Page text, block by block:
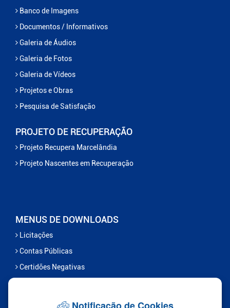
Banco de Imagens
Documentos / Informativos
Galeria de Áudios
Galeria de Fotos
Galeria de Vídeos
Projetos e Obras
Pesquisa de Satisfação
PROJETO DE RECUPERAÇÃO
Projeto Recupera Marcelândia
Projeto Nascentes em Recuperação
MENUS DE DOWNLOADS
Licitações
Contas Públicas
Certidões Negativas